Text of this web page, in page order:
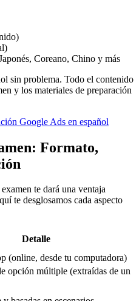
Coreano, Chino y más
sin problema. Todo el contenido
y los materiales de preparación
Google Ads en español
Formato,
te dará una ventaja
te desglosamos cada aspecto
Detalle
(online, desde tu computadora)
opción múltiple (extraídas de un